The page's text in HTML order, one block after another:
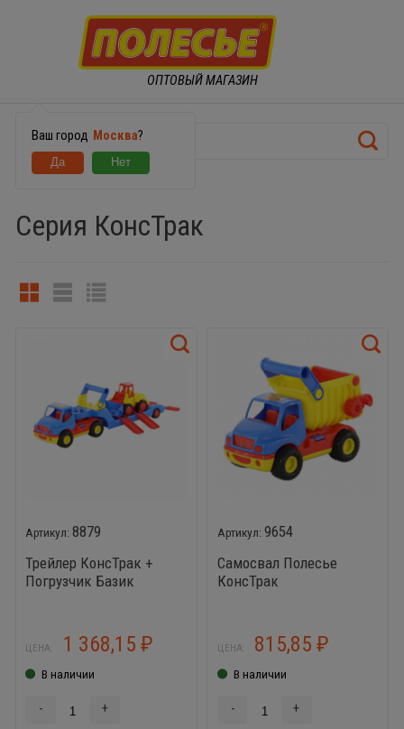
ОПТОВЫЙ МАГАЗИН
Ваш город Москва?
Серия КонсТрак
8879
Трейлер КонсТрак +
Погрузчик Базик
ЦЕНА: 1 368,15 ₽
В наличии
- +
9654
Самосвал Полесье
КонсТрак
ЦЕНА: 815,85₽
В наличии
- +